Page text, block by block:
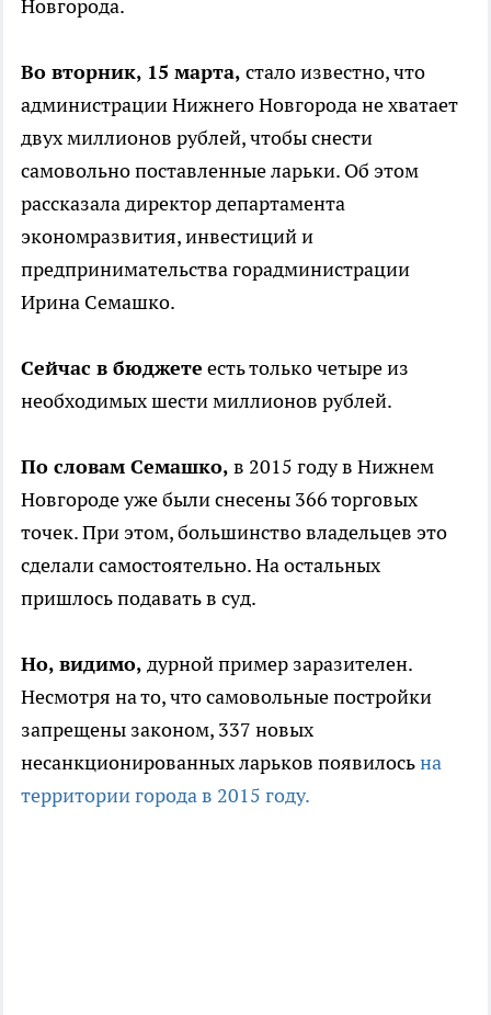
Новгорода.
Во вторник, 15 марта, стало известно, что
администрации Нижнего Новгорода не хватает
двух миллионов рублей, чтобы снести
самовольно поставленные ларьки. Об этом
рассказала директор департамента
экономразвития, инвестиций и
предпринимательства горадминистрации
Ирина Семашко.
Сейчас в бюджете есть только четыре из
необходимых шести миллионов рублей.
По словам Семашко, в 2015 году в Нижнем
Новгороде уже были снесены 366 торговых
точек. При этом, большинство владельцев это
сделали самостоятельно. На остальных
пришлось подавать в суд.
Но, видимо, дурной пример заразителен.
Несмотря на то, что самовольные постройки
запрещены законом, 337 новых
несанкционированных ларьков появилосьна
территории города в 2015 году.